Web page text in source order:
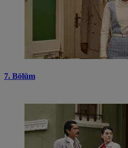
7. Bölüm